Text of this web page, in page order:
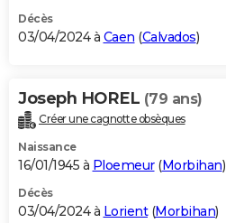
Décès
03/04/2024 à Caen (Calvados)
Joseph HOREL (79 ans)
Créer une cagnotte obsèques
Naissance
16/01/1945 à Ploemeur(Morbihan)
Décès
03/04/2024 à Lorient(Morbihan)